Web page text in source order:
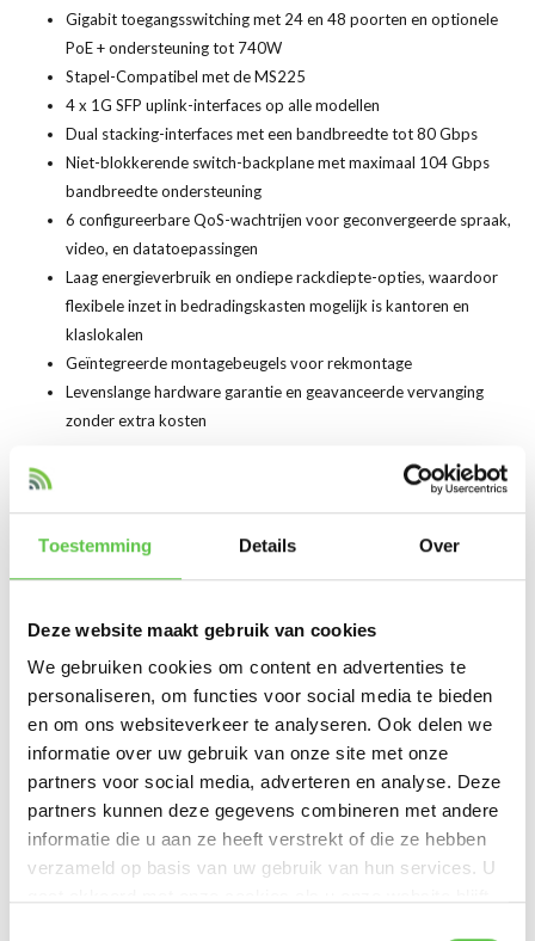
Toestemming Details Over
Deze website maakt gebruik van cookies
We gebruiken cookies om content en advertenties te
personaliseren, om functies voor social media te bieden
en om ons websiteverkeer te analyseren. Ook delen we
informatie over uw gebruik van onze site met onze
partners voor social media, adverteren en analyse. Deze
partners kunnen deze gegevens combineren met andere
informatie die u aan ze heeft verstrekt of die ze hebben
verzameld op basis van uw gebruik van hun services. U
Gigabit toegangsswitching met 24 en 48 poorten en optionele
PoE + ondersteuning tot 740W
Stapel-Compatibel met de MS225
4 x 1G SFP uplink-interfaces op alle modellen
Dual stacking-interfaces met een bandbreedte tot 80 Gbps
Niet-blokkerende switch-backplane met maximaal 104 Gbps
bandbreedte ondersteuning
6 configureerbare QoS-wachtrijen voor geconvergeerde spraak,
video, en datatoepassingen
Laag energieverbruik en ondiepe rackdiepte-opties, waardoor
flexibele inzet in bedradingskasten mogelijk is kantoren en
klaslokalen
Geïntegreerde montagebeugels voor rekmontage
Levenslange hardware garantie en geavanceerde vervanging
zonder extra kosten
Link datasheet
SKU 4022034
EAN 810979013976
Toon meer